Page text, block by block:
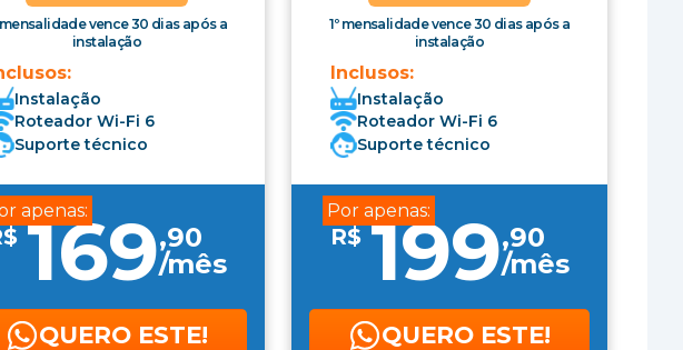
mensalidade vence 30 dias após a
instalação
Instalação
Roteador Wi-Fi 6
Suporte técnico
apenas:
169,90
/mês
QUERO ESTE!
1º mensalidade vence 30 dias após a
instalação
Inclusos:
Instalação
Roteador Wi-Fi 6
Suporte técnico
Por apenas:
R$ 199,90
/mês
QUERO ESTE!